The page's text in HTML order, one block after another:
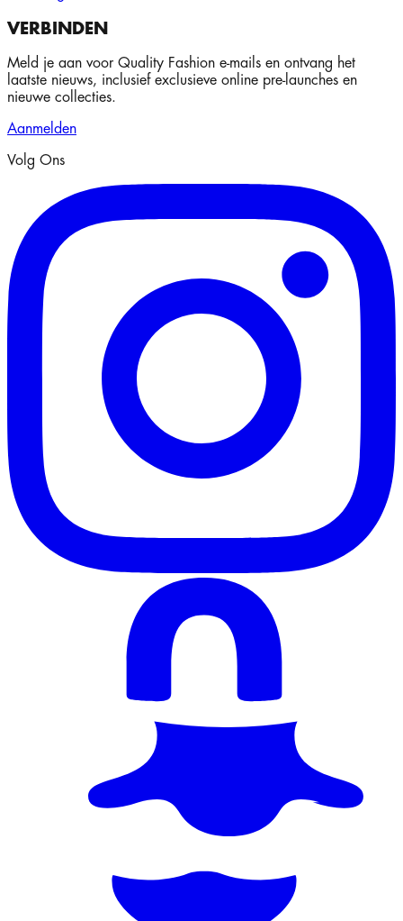
VERBINDEN
Meld je aan voor Quality Fashion e-mails en ontvang het
laatste nieuws, inclusief exclusieve online pre-launches en
nieuwe collecties.
Aanmelden
Volg Ons